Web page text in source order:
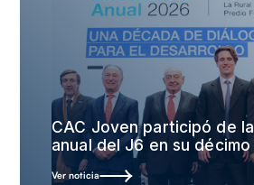
CAC Joven participó de
anual del J6 en su
Ver noticia